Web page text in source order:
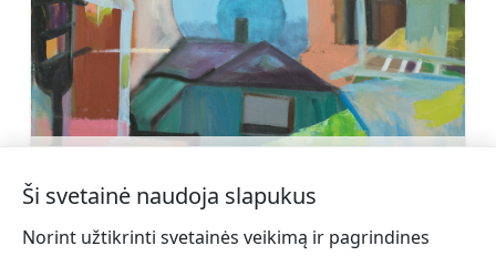
Ši svetainė naudoja slapukus
Norint užtikrinti svetainės veikimą ir pagrindines